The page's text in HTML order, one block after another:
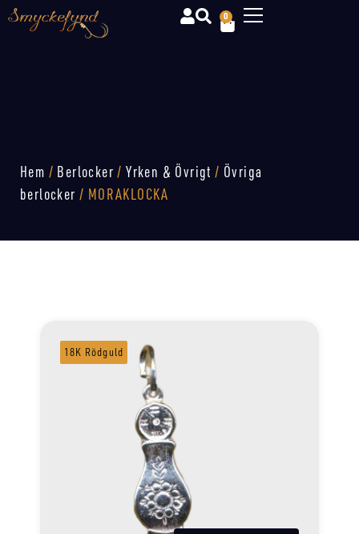
0
Hem / Berlocker /Yrken & Övrigt / Övriga
berlocker / MORAKLOCKA
18K Rödguld